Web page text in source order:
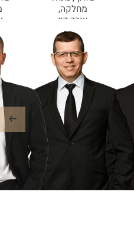
מחלקה,
עורך דין